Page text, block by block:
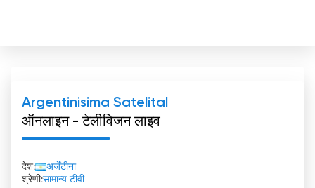
Argentinisima Satelital
ऑनलाइन - टेलीविजन लाइव
देश:
अर्जेंटीना
श्रेणी:सामान्य टीवी